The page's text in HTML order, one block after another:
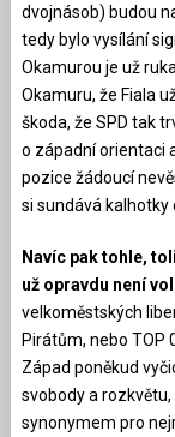
dvojnásob) budou
tedy bylo vysílání
Okamurou je už
Okamuru, že Fiala
škoda, že SPD tak
o západní orientaci
pozice žádoucí
si sundává kalhotky
Navíc pak tohle,
už opravdu není
velkoměstských
Pirátům, nebo TOP
Západ poněkud
svobody a
synonymem pro